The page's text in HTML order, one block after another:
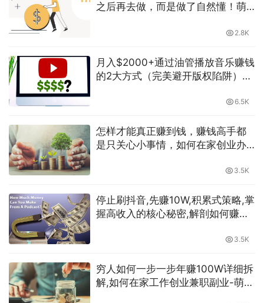
之后再去做，而是做了自然懂！萌
2.8K
月入$2000+通过油管播放音乐赚钱
的2大方式（完美避开版权陷阱）含
6.5K
怎样才能真正赚到钱，赚钱高手都
是只关心小事情，如何在家创业办
3.5K
停止刷抖音,先赚10W,积累式策略,掌
握高收入的核心秘密,解剖如何赚钱,
3.5K
穷人如何一步一步年赚100W详细拆
解,如何在家工作创业兼职副业-萌祥